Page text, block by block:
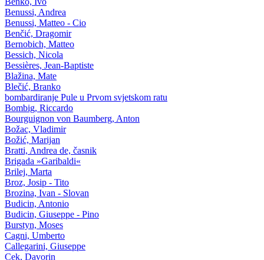
Benussi, Andrea
Benussi, Matteo - Cio
Benčić, Dragomir
Bernobich, Matteo
Bessich, Nicola
Bessières, Jean-Baptiste
Blažina, Mate
Blečić, Branko
bombardiranje Pule u Prvom svjetskom ratu
Bombig, Riccardo
Bourguignon von Baumberg, Anton
Božac, Vladimir
Božić, Marijan
Bratti, Andrea de, časnik
Brigada »Garibaldi«
Brilej, Marta
Broz, Josip - Tito
Brozina, Ivan - Slovan
Budicin, Antonio
Budicin, Giuseppe - Pino
Burstyn, Moses
Cagni, Umberto
Callegarini, Giuseppe
Cek, Davorin